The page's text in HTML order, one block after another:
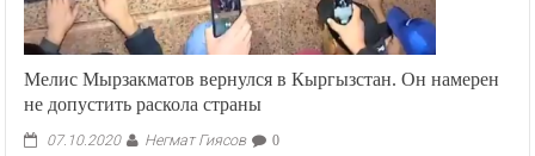
Мелис Мырзакматов вернулся в Кыргызстан. Он намерен
не допустить раскола страны
07.10.2020 Негмат Гиясов 0